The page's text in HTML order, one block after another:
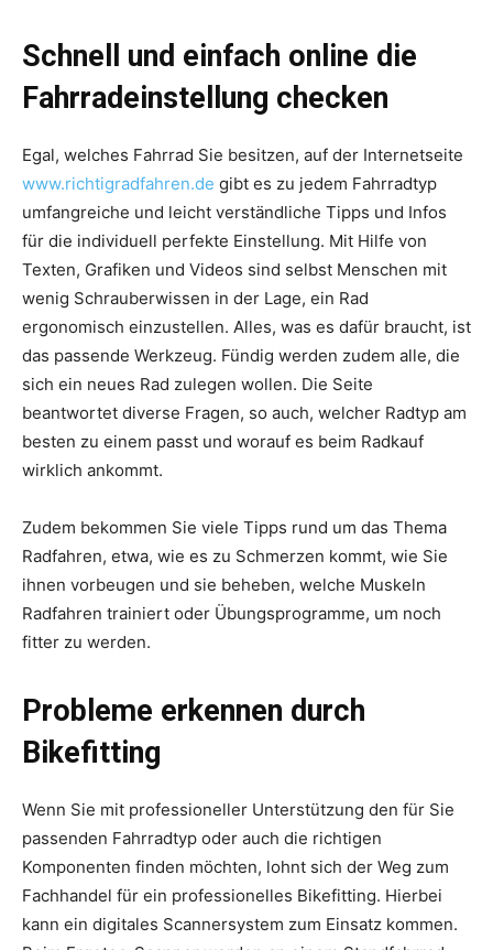
Schnell und einfach online die
Fahrradeinstellung checken
Egal, welches Fahrrad Sie besitzen, auf der Internetseite
www.richtigradfahren.de gibt es zu jedem Fahrradtyp
umfangreiche und leicht verständliche Tipps und Infos
für die individuell perfekte Einstellung. Mit Hilfe von
Texten, Grafiken und Videos sind selbst Menschen mit
wenig Schrauberwissen in der Lage, ein Rad
ergonomisch einzustellen. Alles, was es dafür braucht, ist
das passende Werkzeug. Fündig werden zudem alle, die
sich ein neues Rad zulegen wollen. Die Seite
beantwortet diverse Fragen, so auch, welcher Radtyp am
besten zu einem passt und worauf es beim Radkauf
wirklich ankommt.
Zudem bekommen Sie viele Tipps rund um das Thema
Radfahren, etwa, wie es zu Schmerzen kommt, wie Sie
ihnen vorbeugen und sie beheben, welche Muskeln
Radfahren trainiert oder Übungsprogramme, um noch
fitter zu werden.
Probleme erkennen durch
Bikefitting
Wenn Sie mit professioneller Unterstützung den für Sie
passenden Fahrradtyp oder auch die richtigen
Komponenten finden möchten, lohnt sich der Weg zum
Fachhandel für ein professionelles Bikefitting. Hierbei
kann ein digitales Scannersystem zum Einsatz kommen.